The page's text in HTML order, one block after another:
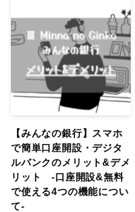
【みんなの銀行】スマホ
で簡単口座開設・デジタ
ルバンクのメリット&デメ
リット -口座開設&無料
で使える4つの機能につい
て‐